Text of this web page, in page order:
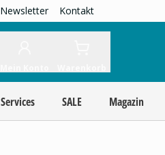
Newsletter Kontakt
Services SALE Magazin